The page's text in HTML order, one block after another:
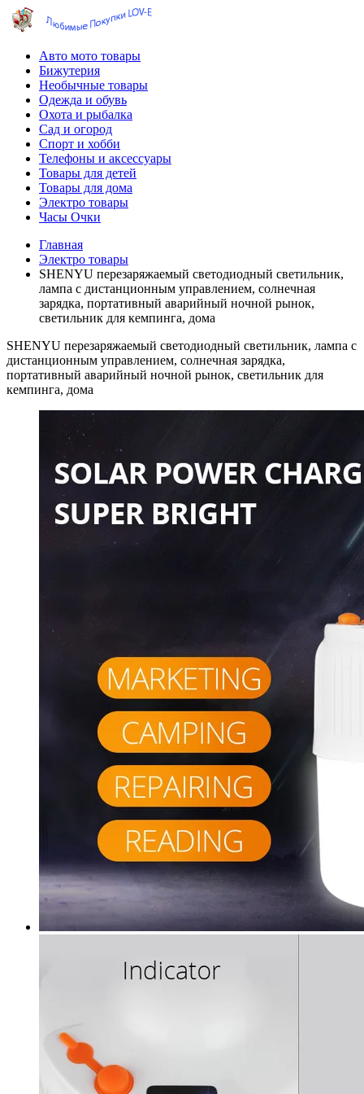
Авто мото товары
Бижутерия
Необычные товары
Одежда и обувь
Охота и рыбалка
Сад и огород
Спорт и хобби
Телефоны и аксессуары
Товары для детей
Товары для дома
Электро товары
Часы Очки
Главная
Электро товары
SHENYU перезаряжаемый светодиодный светильник,
лампа с дистанционным управлением, солнечная
зарядка, портативный аварийный ночной рынок,
светильник для кемпинга, дома
SHENYU перезаряжаемый светодиодный светильник, лампа с
дистанционным управлением, солнечная зарядка,
портативный аварийный ночной рынок, светильник для
кемпинга, дома